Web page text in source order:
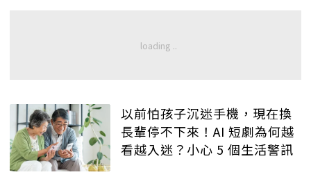
以前怕孩子沉迷手機，現在換
長輩停不下來！AI 短劇為何越
看越入迷？小心 5 個生活警訊